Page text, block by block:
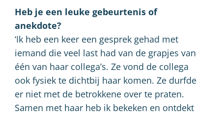
Heb je een leuke gebeurtenis of
anekdote?
‘Ik heb een keer een gesprek gehad met
iemand die veel last had van de grapjes van
één van haar collega’s. Ze vond de collega
ook fysiek te dichtbij haar komen. Ze durfde
er niet met de betrokkene over te praten.
Samen met haar heb ik bekeken en ontdekt